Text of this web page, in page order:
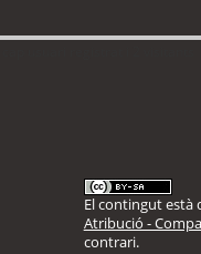
El contingut està
Atribució -
contrari.